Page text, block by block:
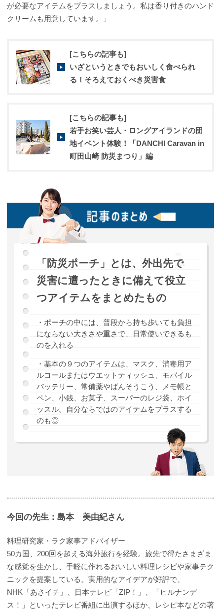
が必要なアイテムをプラスしましょう。私は香り付きのハンド
クリームも用意しています。」
[こちらの記事も]
いざというときでもおいしく食べられ
る！そろえておくべき災害食
[こちらの記事も]
若手お笑い芸人・ロングアイランドの団
地イベント体験！「DANCHI Caravan in
町田山崎 防災まつり」編
「防災ポーチ」とは、外出先で
災害に遭ったときに備えて役立
つアイテムをまとめたもの
・ポーチの中には、普段から持ち歩いても負担
にならない大きさや重さで、日常使いできるも
のを入れる
・基本の９つのアイテムは、マスク、消毒用ア
ルコールまたはウエットティッシュ、モバイル
バッテリー、常備薬やばんそうこう、メモ帳と
ペン、小銭、お菓子、スーパーのレジ袋、ホイ
ッスル。自分ならではのアイテムをプラスする
のも◎
今回の先生：島本 美由紀さん
料理研究家・ラク家事アドバイザー
50カ国、200回を超える海外旅行を経験。旅先で得たさまざま
な感覚を生かし、手軽に作れるおいしい料理レシピや家事テク
ニックを提案している。実用的なアイデアが好評で、
NHK「あさイチ」、日本テレビ「ZIP！」、「ヒルナンデ
ス！」といったテレビ番組に出演するほか、レシピ本などの著